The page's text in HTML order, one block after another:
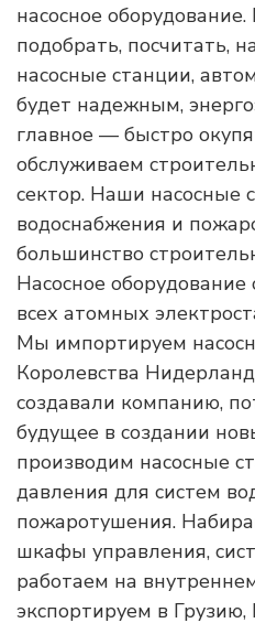
насосное
подобрать, посчитать,
насосные станции,
будет надежным,
главное — быстро
обслуживаем
сектор. Наши насосные
водоснабжения и
большинство
Насосное
всех атомных
Мы импортируем
Королевства
создавали компанию,
будущее в создании
производим насосные
давления для систем
пожаротушения.
шкафы управления,
работаем на
экспортируем в